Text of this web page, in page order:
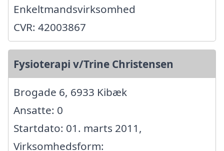
Enkeltmandsvirksomhed
CVR: 42003867
Fysioterapi v/Trine Christensen
Brogade 6, 6933 Kibæk
Ansatte: 0
Startdato: 01. marts 2011,
Virksomhedsform: